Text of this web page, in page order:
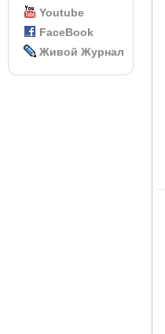
Youtube
FaceBook
Живой Журнал